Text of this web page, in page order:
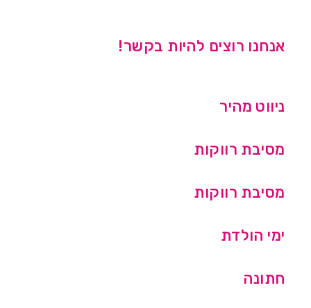
אנחנו רוצים להיות בקשר!
ניווט מהיר
מסיבת רווקות
מסיבת רווקות
ימי הולדת
חתונה